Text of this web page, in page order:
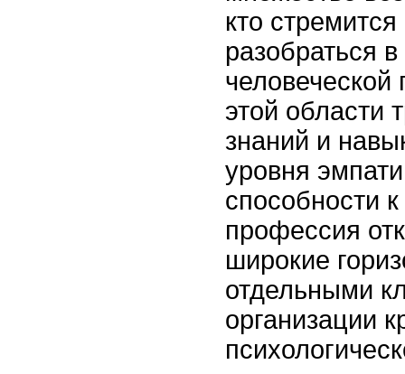
кто
разобраться
человеческой
этой области
знаний и
уровня
способности
профессия
широкие
отдельными
организации